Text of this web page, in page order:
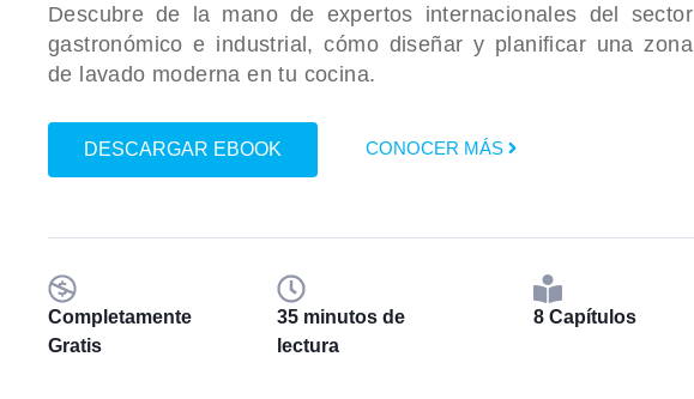
Descubre de la mano de expertos internacionales del sector
gastronómico e industrial, cómo diseñar y planificar una zona
de lavado moderna en tu cocina.
DESCARGAR EBOOK CONOCER MÁS
Completamente
Gratis
35 minutos de
lectura
8 Capítulos